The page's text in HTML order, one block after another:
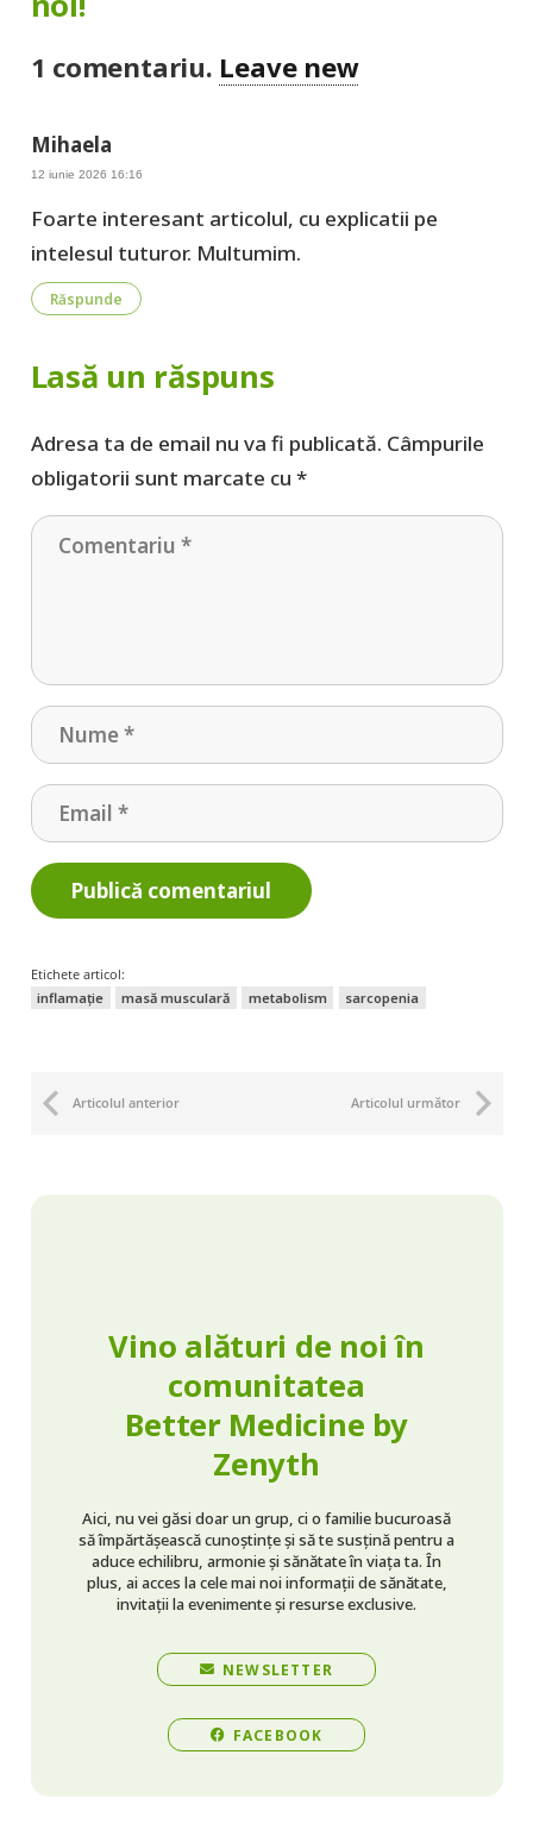
1 comentariu. Leave new
Mihaela
12 iunie 2026 16:16
Foarte interesant articolul, cu explicatii pe
intelesul tuturor. Multumim.
Răspunde
Lasă un răspuns
Adresa ta de email nu va fi publicată. Câmpurile
obligatorii sunt marcate cu *
Publică comentariul
Etichete articol:
inflamație
masă musculară metabolism sarcopenia
Articolul anterior Articolul următor
Vino alături de noi în
comunitatea
Better Medicine by
Zenyth
Aici, nu vei găsi doar un grup, ci o familie bucuroasă
să împărtășească cunoștințe și să te susțină pentru a
aduce echilibru, armonie și sănătate în viața ta. În
plus, ai acces la cele mai noi informații de sănătate,
invitații la evenimente și resurse exclusive.
NEWSLETTER
FACEBOOK